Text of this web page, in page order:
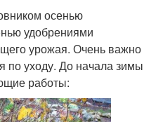
осенью
удобрениями
урожая. Очень важно
по уходу. До начала зимы
работы: